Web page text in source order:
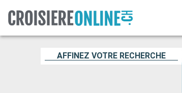
AFFINEZ VOTRE RECHERCHE